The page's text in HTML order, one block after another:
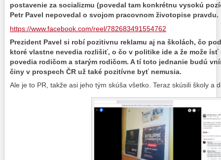
postavenie za socializmu (povedal tam konkrétnu vysokú
Petr Pavel nepovedal o svojom pracovnom životopise pravdu.
https://www.facebook.com/reel/782683491554762
Prezident Pavel si robí pozitivnu reklamu aj na školách, čo
ktoré vlastne nevedia rozlišiť, o čo v politike ide a že može
povedia rodičom a starým rodičom. A tí toto jednanie budú
činy v prospech ČR už také pozitívne byť nemusia.
Ale je to PR, takže asi jeho tým skúša všetko. Teraz skúsili školy a